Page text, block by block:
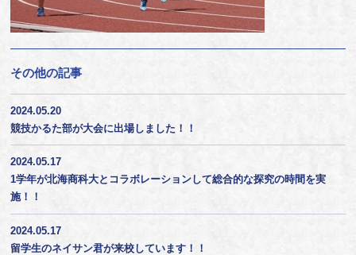
その他の記事
2024.05.20
競技かるた部が大会に出場しました！！
2024.05.17
1学年が北海商科大とコラボレーションして総合的な探究の時間を実
施！！
2024.05.17
留学生のネイサン君が来校しています！！